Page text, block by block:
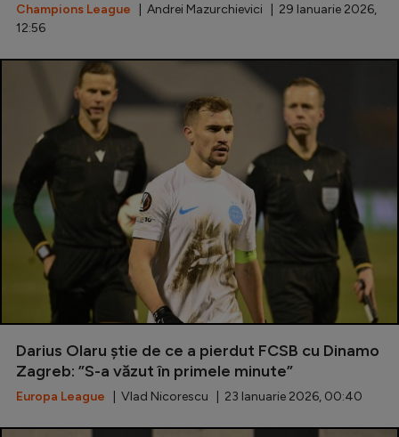
Champions League | Andrei Mazurchievici | 29 Ianuarie 2026,
12:56
Darius Olaru știe de ce a pierdut FCSB cu Dinamo
Zagreb: ”S-a văzut în primele minute”
Europa League | Vlad Nicorescu | 23 Ianuarie 2026, 00:40